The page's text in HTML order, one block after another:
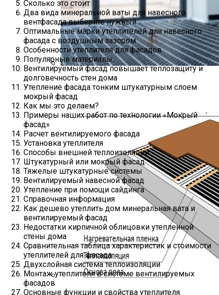
Описание И Применение
Термопластин Для Водяного Теплого
Пола
Какое Покрытие Лучше Выбрать Для
Сколько это стоит
Два вида минеральной ваты для навесного
вентфасада выберите нужный
Оптимальные марки утеплителей для навесного
фасада с воздушным зазором
Особенности утеплителя для фасадов
Популярные материалы:
Вентилируемый фасад повышает теплозащиту и
долговечность стен дома
Утепление фасада тонким штукатурным слоем
мокрый фасад
Как мы это делаем?
Примеры наших работ по технологии «Мокрый
фасад»
Расчет вентилируемого фасада
Установка утеплителя
Способы внешней теплоизоляции
Штукатурный или мокрый фасад
Тяжелые штукатурные системы
Вентилируемый навесной фасад
Утепление при помощи сайдинга
Справочная информация
Как дешево утеплить дом минеральная вата и
вентилируемый фасад
Недостатки кирпичной облицовки утепленной
стены дома
Сравнительная таблица характеристик и стоимости
утеплителей для фасада
Двухслойная система теплоизоляции
Монтаж утеплителя в системе вентилируемых
фасадов
Основные функции и свойства утеплителя